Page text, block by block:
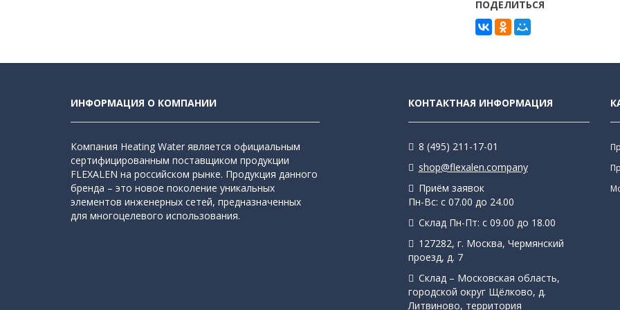
ПОДЕЛИТЬСЯ
ИНФОРМАЦИЯ О КОМПАНИИ
Компания Heating Water является официальным
сертифицированным поставщиком продукции
FLEXALEN на российском рынке. Продукция данного
бренда – это новое поколение уникальных
элементов инженерных сетей, предназначенных
для многоцелевого использования.
КОНТАКТНАЯ ИНФОРМАЦИЯ
8 (495) 211-17-01
shop@flexalen.company
Приём заявок
Пн-Вс: с 07.00 до 24.00
Склад Пн-Пт: с 09.00 до 18.00
127282, г. Москва, Чермянский
проезд, д. 7
Склад – Московская область,
городской округ Щёлково, д.
Литвиново, территория